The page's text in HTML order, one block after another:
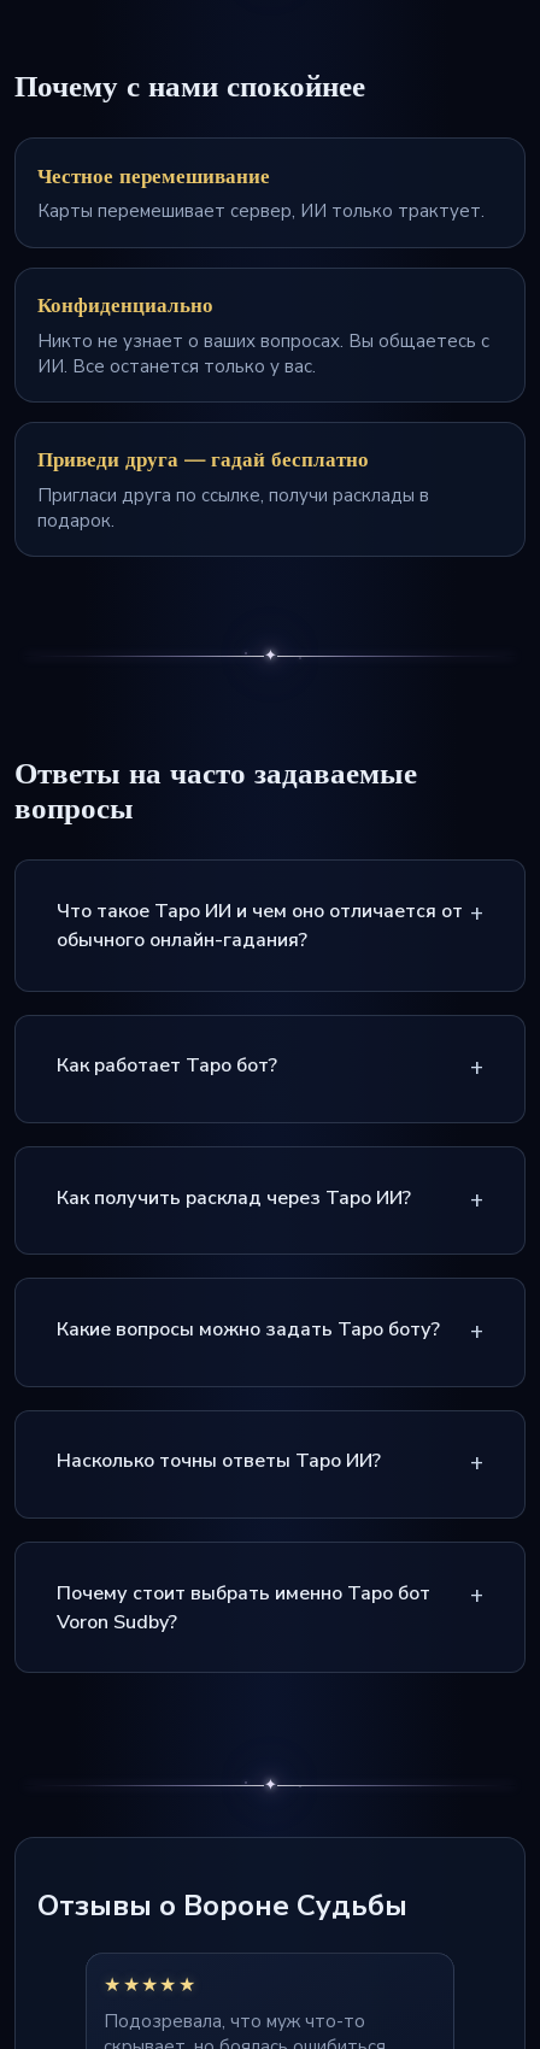
Почему с нами спокойнее
Честное перемешивание
Карты перемешивает сервер, ИИ только трактует.
Конфиденциально
Никто не узнает о ваших вопросах. Вы общаетесь с
ИИ. Все останется только у вас.
Приведи друга — гадай бесплатно
Пригласи друга по ссылке, получи расклады в
подарок.
✦
Ответы на часто задаваемые
вопросы
Что такое Таро ИИ и чем оно отличается от
обычного онлайн-гадания?
Как работает Таро бот?
Как получить расклад через Таро ИИ?
Какие вопросы можно задать Таро боту?
Насколько точны ответы Таро ИИ?
Почему стоит выбрать именно Таро бот
Voron Sudby?
✦
Отзывы о Вороне Судьбы
★★★★★
Подозревала, что муж что-то